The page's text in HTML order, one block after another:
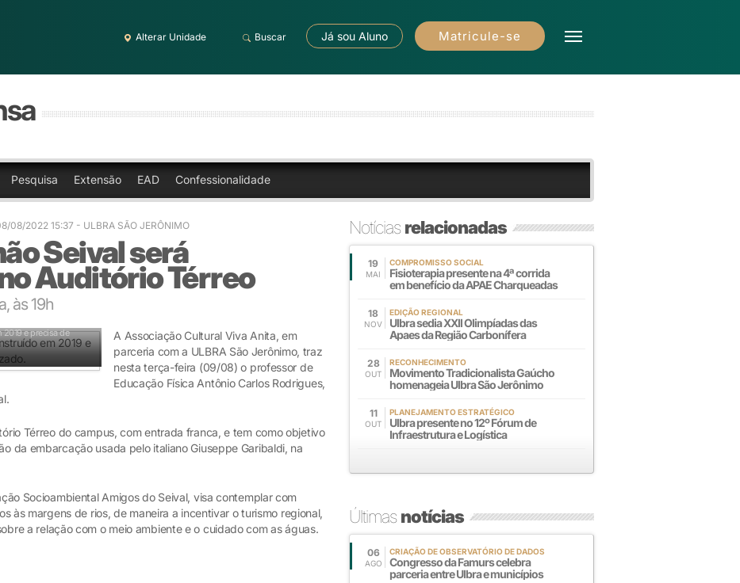
Alterar Unidade Buscar Já sou Aluno Matricule-se
Pesquisa Extensão EAD Confessionalidade
08/2022 15:37 - ULBRA SÃO JERÔNIMO
Seival será
Auditório Térreo
às 19h
e precisa de
A Associação Cultural Viva Anita, em
parceria com a ULBRA São Jerônimo, traz
nesta terça-feira (09/08) o professor de
Educação Física Antônio Carlos Rodrigues,
Térreo do campus, com entrada franca, e tem como objetivo
da embarcação usada pelo italiano Giuseppe Garibaldi, na
Socioambiental Amigos do Seival, visa contemplar com
às margens de rios, de maneira a incentivar o turismo regional,
a relação com o meio ambiente e o cuidado com as águas.
Notíciasrelacionadas
19
MAI
COMPROMISSO SOCIAL
Fisioterapia presente na 4ª corrida
em benefício da APAE Charqueadas
18
NOV
EDIÇÃO REGIONAL
Ulbra sedia XXll Olimpíadas das
Apaes da Região Carbonífera
28
OUT
RECONHECIMENTO
Movimento Tradicionalista Gaúcho
homenageia Ulbra São Jerônimo
11
OUT
PLANEJAMENTO ESTRATÉGICO
Ulbra presente no 12º Fórum de
Infraestrutura e Logística
Últimasnotícias
06
AGO
CRIAÇÃO DE OBSERVATÓRIO DE DADOS
Congresso da Famurs celebra
parceria entre Ulbra e municípios